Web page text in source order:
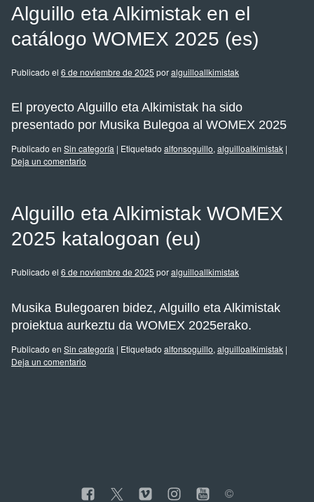
Alguillo eta Alkimistak en el
catálogo WOMEX 2025 (es)
Publicado el 6 de noviembre de 2025 poralguilloallkimistak
El proyecto Alguillo eta Alkimistak ha sido
presentado por Musika Bulegoa al WOMEX 2025
Publicado en Sin categoría | Etiquetado alfonsoguillo, alguilloalkimistak |
Deja un comentario
Alguillo eta Alkimistak WOMEX
2025 katalogoan (eu)
Publicado el 6 de noviembre de 2025 poralguilloallkimistak
Musika Bulegoaren bidez, Alguillo eta Alkimistak
proiektua aurkeztu da WOMEX 2025erako.
Publicado en Sin categoría | Etiquetado alfonsoguillo, alguilloalkimistak |
Deja un comentario